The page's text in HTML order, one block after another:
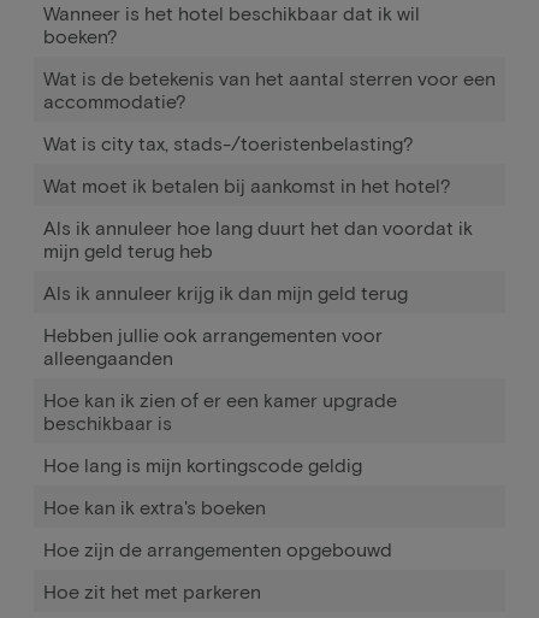
Wanneer is het hotel beschikbaar dat ik wil
boeken?
Wat is de betekenis van het aantal sterren voor een
accommodatie?
Wat is city tax, stads-/toeristenbelasting?
Wat moet ik betalen bij aankomst in het hotel?
Als ik annuleer hoe lang duurt het dan voordat ik
mijn geld terug heb
Als ik annuleer krijg ik dan mijn geld terug
Hebben jullie ook arrangementen voor
alleengaanden
Hoe kan ik zien of er een kamer upgrade
beschikbaar is
Hoe lang is mijn kortingscode geldig
Hoe kan ik extra's boeken
Hoe zijn de arrangementen opgebouwd
Hoe zit het met parkeren